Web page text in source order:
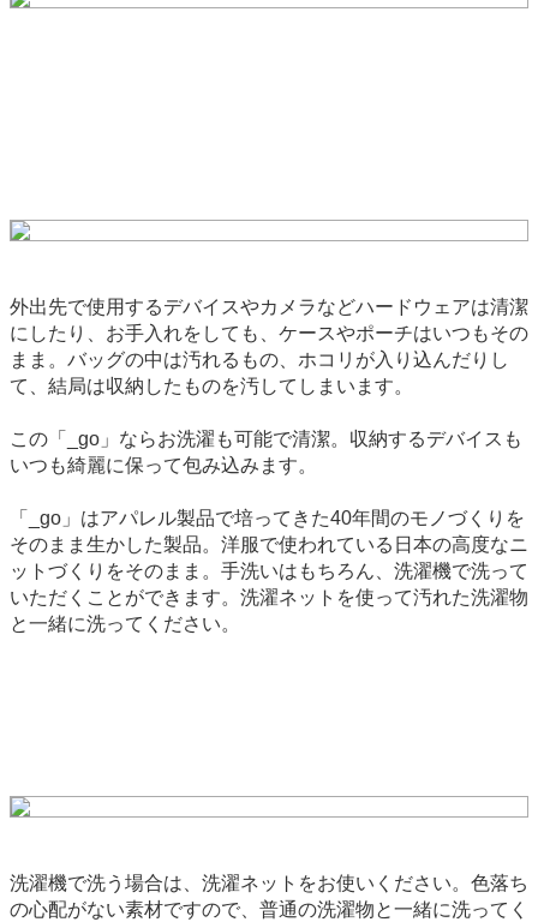
外出先で使用するデバイスやカメラなどハードウェアは清潔
にしたり、お手入れをしても、ケースやポーチはいつもその
まま。バッグの中は汚れるもの、ホコリが入り込んだりし
て、結局は収納したものを汚してしまいます。
この「_go」ならお洗濯も可能で清潔。収納するデバイスも
いつも綺麗に保って包み込みます。
「_go」はアパレル製品で培ってきた40年間のモノづくりを
そのまま生かした製品。洋服で使われている日本の高度なニ
ットづくりをそのまま。手洗いはもちろん、洗濯機で洗って
いただくことができます。洗濯ネットを使って汚れた洗濯物
と一緒に洗ってください。
洗濯機で洗う場合は、洗濯ネットをお使いください。色落ち
の心配がない素材ですので、普通の洗濯物と一緒に洗ってく